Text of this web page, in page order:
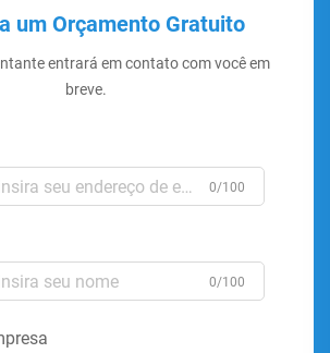
um Orçamento Gratuito
entrará em contato com você em
breve.
0/100
0/100